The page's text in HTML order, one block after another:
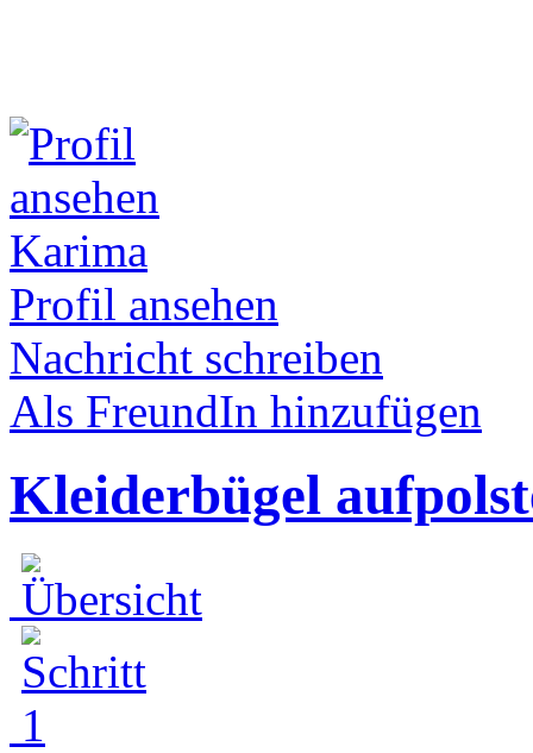
Karima
Profil ansehen
Nachricht schreiben
Als FreundIn hinzufügen
Kleiderbügel